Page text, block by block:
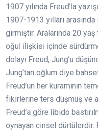
1907 yılında Freud’la
1907-1913 yılları
girmiştir. Aralarında 20 yaş
oğul ilişkisi içinde
dolayı Freud, Jung’u
Jung’tan oğlum diye
Freud’un her kuramının
fikirlerine ters düşmüş ve
Freud’a göre libido
oynayan cinsel dürtülerdir.